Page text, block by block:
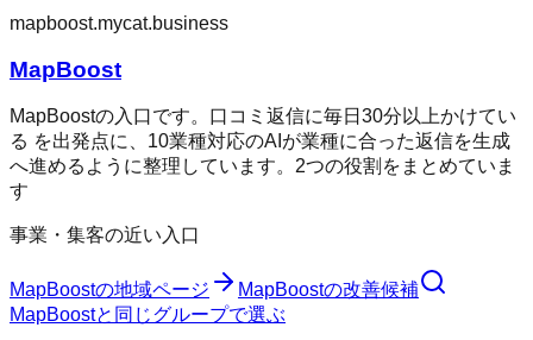
mapboost.mycat.business
MapBoost
MapBoostの入口です。口コミ返信に毎日30分以上かけてい
る を出発点に、10業種対応のAIが業種に合った返信を生成
へ進めるように整理しています。2つの役割をまとめていま
す
事業・集客の近い入口
MapBoostの地域ページ MapBoostの改善候補
MapBoostと同じグループで選ぶ